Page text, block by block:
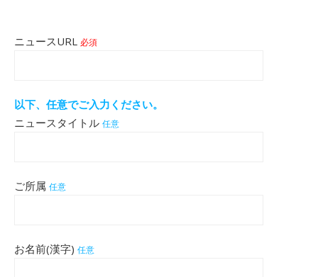
ニュースURL 必須
以下、任意でご入力ください。
ニュースタイトル 任意
ご所属 任意
お名前(漢字) 任意